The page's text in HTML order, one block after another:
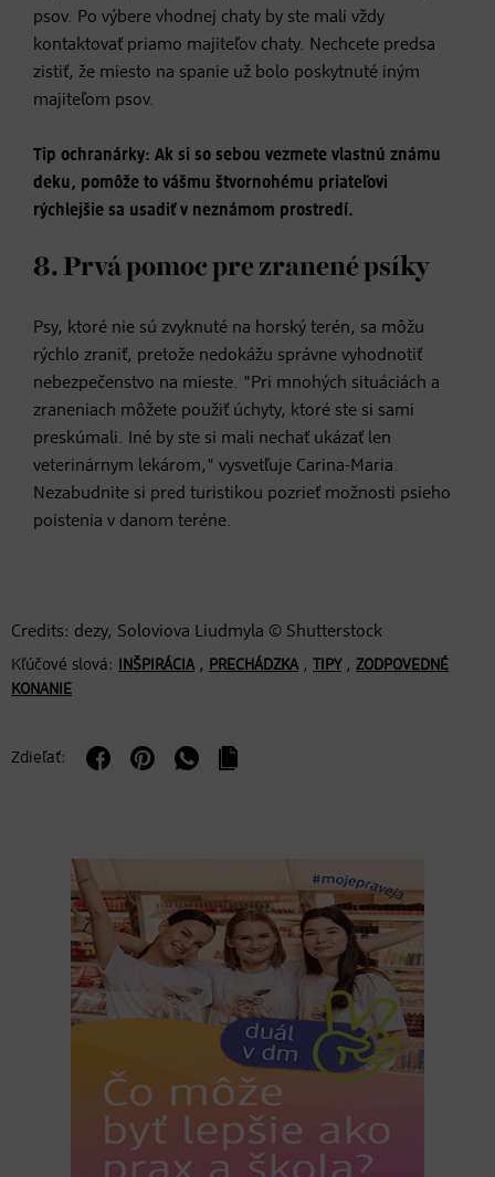
psov. Po výbere vhodnej chaty by ste mali vždy
kontaktovať priamo majiteľov chaty. Nechcete predsa
zistiť, že miesto na spanie už bolo poskytnuté iným
majiteľom psov.
Tip ochranárky: Ak si so sebou vezmete vlastnú známu
deku, pomôže to vášmu štvornohému priateľovi
rýchlejšie sa usadiť v neznámom prostredí.
8. Prvá pomoc pre zranené psíky
Psy, ktoré nie sú zvyknuté na horský terén, sa môžu
rýchlo zraniť, pretože nedokážu správne vyhodnotiť
nebezpečenstvo na mieste. "Pri mnohých situáciách a
zraneniach môžete použiť úchyty, ktoré ste si sami
preskúmali. Iné by ste si mali nechať ukázať len
veterinárnym lekárom," vysvetľuje Carina-Maria.
Nezabudnite si pred turistikou pozrieť možnosti psieho
poistenia v danom teréne.
Credits: dezy, Soloviova Liudmyla © Shutterstock
Kľúčové slová: INŠPIRÁCIA, PRECHÁDZKA, TIPY, ZODPOVEDNÉ
KONANIE
Zdieľať: